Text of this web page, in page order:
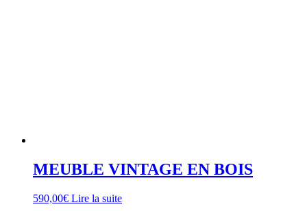
MEUBLE VINTAGE EN BOIS
590,00€ Lire la suite